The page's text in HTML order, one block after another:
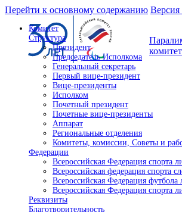
Перейти к основному содержанию Версия
Комитет
Структура
Президент
Председатель Исполкома
Генеральный секретарь
Первый вице-президент
Вице-президенты
Исполком
Почетный президент
Почетные вице-президенты
Аппарат
Региональные отделения
Комитеты, комиссии, Советы и
Федерации
Всероссийская Федерация спорта
Всероссийская федерация спорта
Всероссийская Федерация
Всероссийская Федерация спорта
Реквизиты
Благотворительность